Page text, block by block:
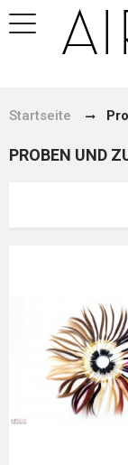
Startseite
PROBEN UND